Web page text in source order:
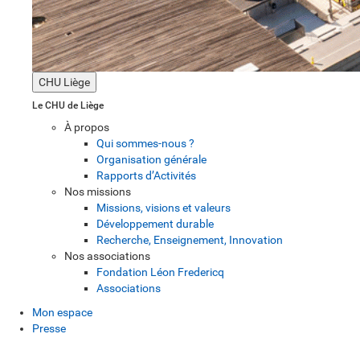
CHU Liège
Le CHU de Liège
À propos
Qui sommes-nous ?
Organisation générale
Rapports d’Activités
Nos missions
Missions, visions et valeurs
Développement durable
Recherche, Enseignement, Innovation
Nos associations
Fondation Léon Fredericq
Associations
Mon espace
Presse